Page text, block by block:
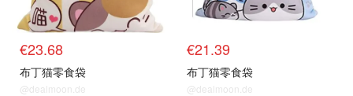
€23.68
布丁猫零食袋
@dealmoon.de
€21.39
布丁猫零食袋
@dealmoon.de